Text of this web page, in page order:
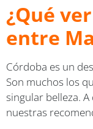
¿Qué
entre
Córdoba es un
Son muchos los
singular belleza.
nuestras